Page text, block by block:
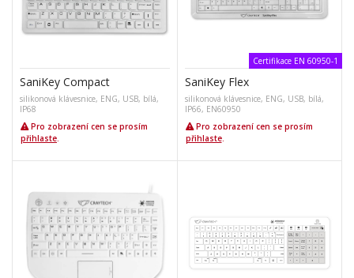
SaniKey Compact
silikonová klávesnice, ENG, USB, bílá,
IP68
Pro zobrazení cen se prosím
přihlaste
Certifikace EN 60950-1
SaniKey Flex
silikonová klávesnice, ENG, USB, bílá,
IP66, EN60950
Pro zobrazení cen se prosím
přihlaste.